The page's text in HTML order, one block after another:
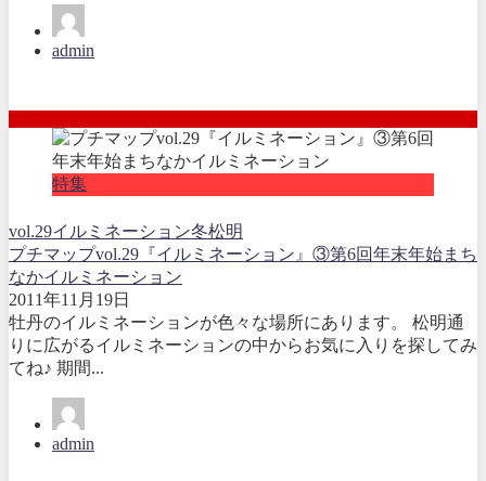
admin
特集
vol.29イルミネーション冬松明
プチマップvol.29『イルミネーション』③第6回年末年始まち
なかイルミネーション
2011年11月19日
牡丹のイルミネーションが色々な場所にあります。 松明通
りに広がるイルミネーションの中からお気に入りを探してみ
てね♪ 期間...
admin